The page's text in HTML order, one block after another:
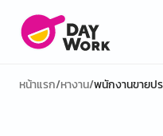
หน้าแรก/หางาน/พนักงานขายป